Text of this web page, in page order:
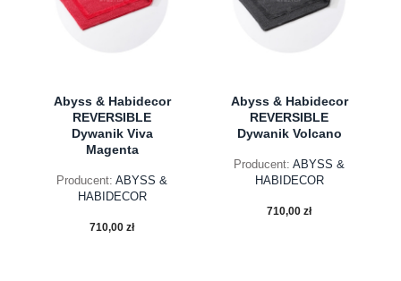
Abyss & Habidecor
REVERSIBLE
Dywanik Viva
Magenta
Producent: ABYSS &
HABIDECOR
710,00 zł
Abyss & Habidecor
REVERSIBLE
Dywanik Volcano
Producent: ABYSS &
HABIDECOR
710,00 zł